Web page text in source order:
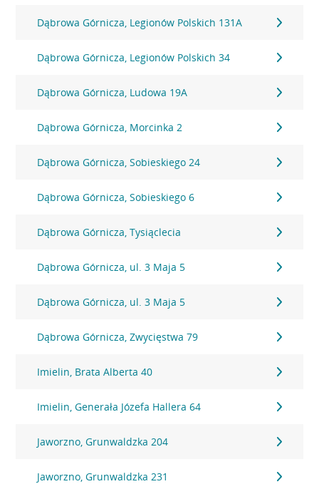
Dąbrowa Górnicza, Legionów Polskich 131A
Dąbrowa Górnicza, Legionów Polskich 34
Dąbrowa Górnicza, Ludowa 19A
Dąbrowa Górnicza, Morcinka 2
Dąbrowa Górnicza, Sobieskiego 24
Dąbrowa Górnicza, Sobieskiego 6
Dąbrowa Górnicza, Tysiąclecia
Dąbrowa Górnicza, ul. 3 Maja 5
Dąbrowa Górnicza, ul. 3 Maja 5
Dąbrowa Górnicza, Zwycięstwa 79
Imielin, Brata Alberta 40
Imielin, Generała Józefa Hallera 64
Jaworzno, Grunwaldzka 204
Jaworzno, Grunwaldzka 231